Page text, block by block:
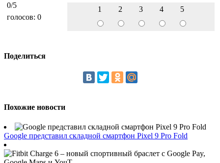
0/5
голосов: 0
1
2 3 4 5
Поделиться
Похожие новости
Google представил складной смартфон Pixel 9 Pro Fold